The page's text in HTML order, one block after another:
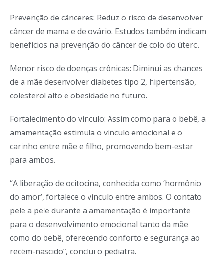
Prevenção de cânceres: Reduz o risco de desenvolver
câncer de mama e de ovário. Estudos também indicam
benefícios na prevenção do câncer de colo do útero.
Menor risco de doenças crônicas: Diminui as chances
de a mãe desenvolver diabetes tipo 2, hipertensão,
colesterol alto e obesidade no futuro.
Fortalecimento do vínculo: Assim como para o bebê, a
amamentação estimula o vínculo emocional e o
carinho entre mãe e filho, promovendo bem-estar
para ambos.
“A liberação de ocitocina, conhecida como ‘hormônio
do amor’, fortalece o vínculo entre ambos. O contato
pele a pele durante a amamentação é importante
para o desenvolvimento emocional tanto da mãe
como do bebê, oferecendo conforto e segurança ao
recém-nascido”, conclui o pediatra.